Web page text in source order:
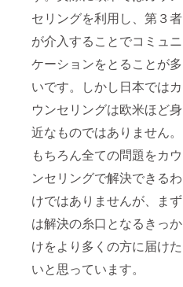
セリングを利用し、第３者
が介入することでコミュニ
ケーションをとることが多
いです。しかし日本ではカ
ウンセリングは欧米ほど身
近なものではありません。
もちろん全ての問題をカウ
ンセリングで解決できるわ
けではありませんが、まず
は解決の糸口となるきっか
けをより多くの方に届けた
いと思っています。